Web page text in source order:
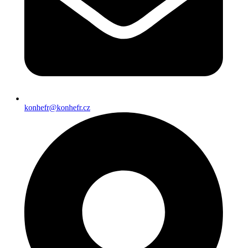
konhefr@konhefr.cz